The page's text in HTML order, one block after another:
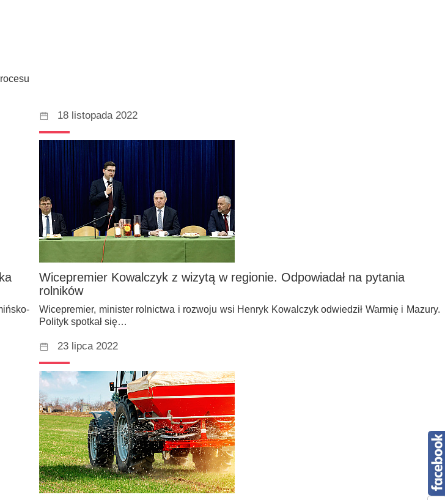
18 listopada 2022
Wicepremier Kowalczyk z wizytą w regionie. Odpowiadał na pytania
rolników
Wicepremier, minister rolnictwa i rozwoju wsi Henryk Kowalczyk odwiedził Warmię i Mazury.
Polityk spotkał się…
23 lipca 2022